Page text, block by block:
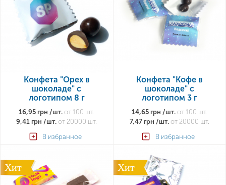
Конфета "Орех в
шоколаде" с
логотипом 8 г
16,95 грн /шт. от 100 шт.
9,41 грн /шт. от 20000 шт.
В избранное
Конфета "Кофе в
шоколаде" с
логотипом 3 г
14,65 грн /шт.от 100 шт.
7,47 грн /шт.от 20000 шт.
В избранное
Хит Хит